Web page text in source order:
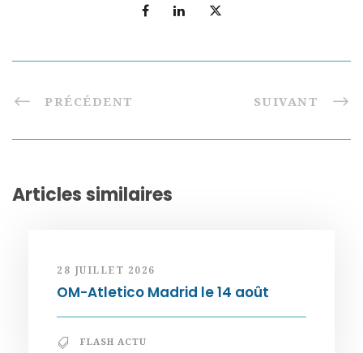
PRÉCÉDENT SUIVANT
Articles similaires
28 JUILLET 2026
OM-Atletico Madrid le 14 août
FLASH ACTU